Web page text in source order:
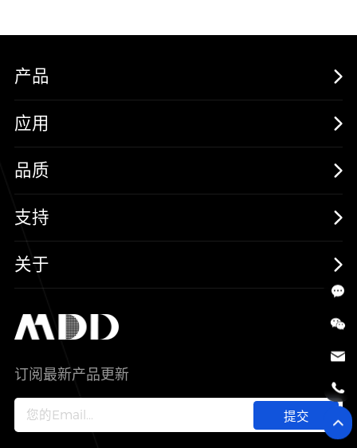
产品
MOSFETs
保护器件
三极管
SiC
IC
应用
消费电子
汽车电子
新能源
智能家居
新兴行业
品质
可靠性实验室
质量与环境
其他信息(PCN)
支持
样品与支持
关于
加入我们
订阅最新产品更新
提交